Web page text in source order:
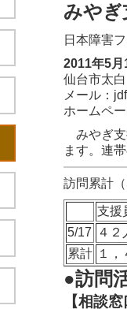
みやぎ
日本障害
2011年5
仙台市太
メール：
ホームペ
みやぎ支
ます。連
訪問累計
支援
5/17
４２
累計 １，
●訪問
【相談